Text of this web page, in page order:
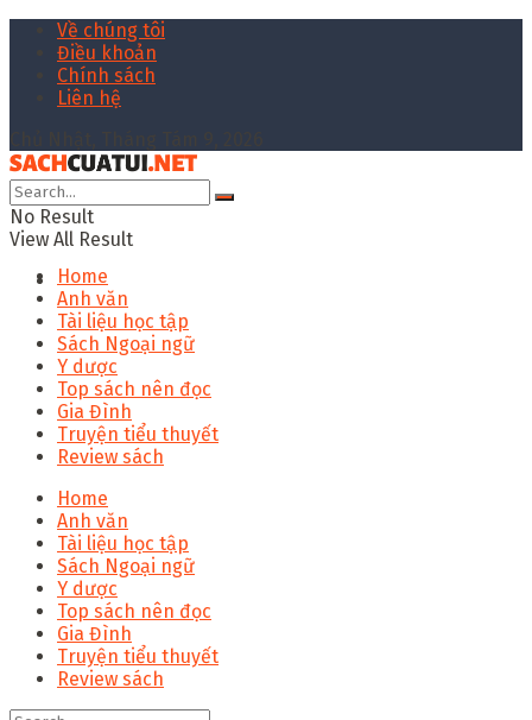
Về chúng tôi
Điều khoản
Chính sách
Liên hệ
No Result
View All Result
Home
Anh văn
Tài liệu học tập
Sách Ngoại ngữ
Y dược
Top sách nên đọc
Gia Đình
Truyện tiểu thuyết
Review sách
Home
Anh văn
Tài liệu học tập
Sách Ngoại ngữ
Y dược
Top sách nên đọc
Gia Đình
Truyện tiểu thuyết
Review sách